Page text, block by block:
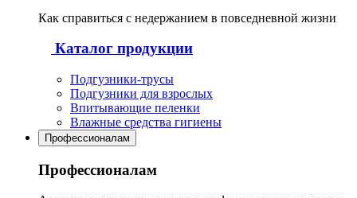
Как справиться с недержанием в повседневной жизни
Каталог продукции
Подгузники-трусы
Подгузники для взрослых
Впитывающие пеленки
Влажные средства гигиены
Профессионалам
Профессионалам